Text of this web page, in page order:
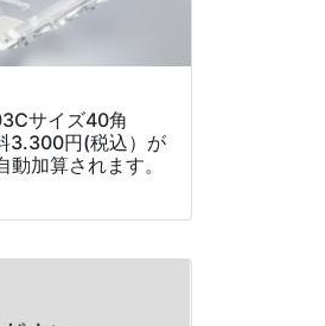
サイズ40角
3.300円(税込）が
動加算されます。